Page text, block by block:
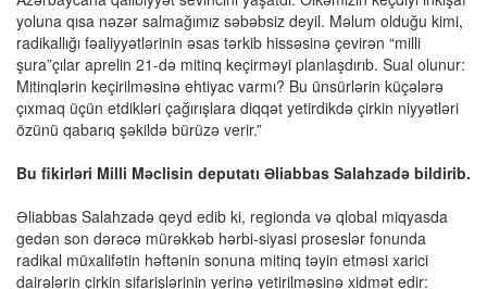
yoluna qısa nəzər salmağımız səbəbsiz deyil. Məlum olduğu kimi,
radikallığı fəaliyyətlərinin əsas tərkib hissəsinə çevirən “milli
şura”çılar aprelin 21-də mitinq keçirməyi planlaşdırıb. Sual olunur:
Mitinqlərin keçirilməsinə ehtiyac varmı? Bu ünsürlərin küçələrə
çıxmaq üçün etdikləri çağırışlara diqqət yetirdikdə çirkin niyyətləri
özünü qabarıq şəkildə bürüzə verir.”
Bu fikirləri Milli Məclisin deputatı Əliabbas Salahzadə bildirib.
Əliabbas Salahzadə qeyd edib ki, regionda və qlobal miqyasda
gedən son dərəcə mürəkkəb hərbi-siyasi proseslər fonunda
radikal müxalifətin həftənin sonuna mitinq təyin etməsi xarici
dairələrin çirkin sifarişlərinin yerinə yetirilməsinə xidmət edir: